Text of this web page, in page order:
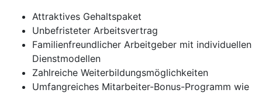
Attraktives Gehaltspaket
Unbefristeter Arbeitsvertrag
Familienfreundlicher Arbeitgeber mit individuellen
Dienstmodellen
Zahlreiche Weiterbildungsmöglichkeiten
Umfangreiches Mitarbeiter-Bonus-Programm wie